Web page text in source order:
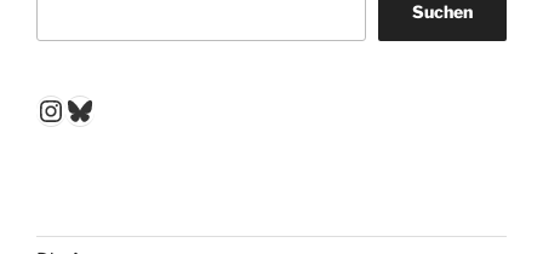
Suchen
Instagram
Bluesky